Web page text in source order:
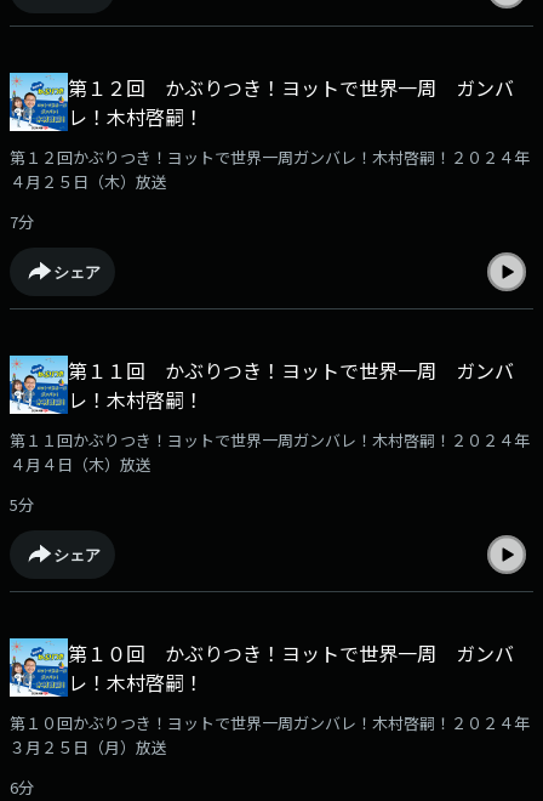
第１２回 かぶりつき！ヨットで世界一周 ガンバ
レ！木村啓嗣！
第１２回かぶりつき！ヨットで世界一周ガンバレ！木村啓嗣！２０２４年
４月２５日（木）放送
7分
シェア
第１１回 かぶりつき！ヨットで世界一周 ガンバ
レ！木村啓嗣！
第１１回かぶりつき！ヨットで世界一周ガンバレ！木村啓嗣！２０２４年
４月４日（木）放送
5分
シェア
第１０回 かぶりつき！ヨットで世界一周 ガンバ
レ！木村啓嗣！
第１０回かぶりつき！ヨットで世界一周ガンバレ！木村啓嗣！２０２４年
３月２５日（月）放送
6分